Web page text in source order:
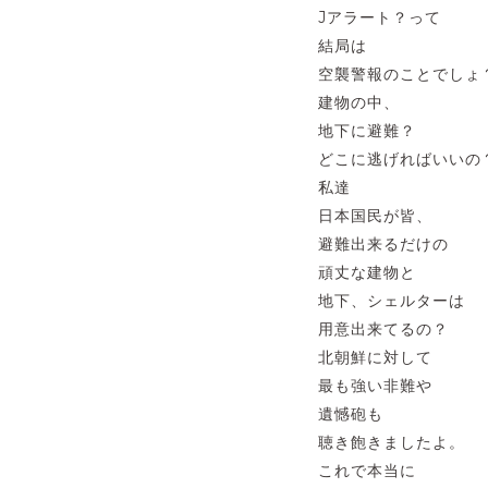
Jアラート？って
結局は
空襲警報のことでしょ
建物の中、
地下に避難？
どこに逃げればいいの
私達
日本国民が皆、
避難出来るだけの
頑丈な建物と
地下、シェルターは
用意出来てるの？
北朝鮮に対して
最も強い非難や
遺憾砲も
聴き飽きましたよ。
これで本当に